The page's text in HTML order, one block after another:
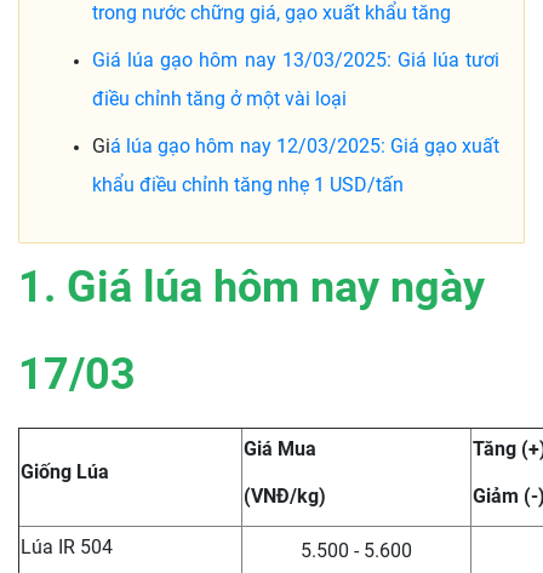
trong nước chững giá, gạo xuất khẩu tăng
Giá lúa gạo hôm nay 13/03/2025: Giá lúa tươi
điều chỉnh tăng ở một vài loại
Giá lúa gạo hôm nay 12/03/2025: Giá gạo xuất
khẩu điều chỉnh tăng nhẹ 1 USD/tấn
1. Giá lúa hôm nay ngày
17/03
Giống Lúa
Giá Mua
(VNĐ/kg)
Tăng
Giảm (-
Lúa IR 504 5.500 - 5.600